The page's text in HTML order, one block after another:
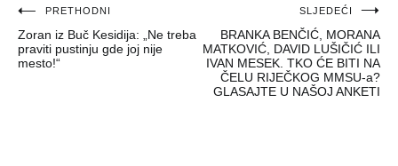
Navigacija
objava
PRETHODNI
Zoran iz Buč Kesidija: „Ne treba
praviti pustinju gde joj nije
mesto!“
SLJEDEĆI
BRANKA BENČIĆ, MORANA
MATKOVIĆ, DAVID LUŠIČIĆ ILI
IVAN MESEK. TKO ĆE BITI NA
ČELU RIJEČKOG MMSU-a?
GLASAJTE U NAŠOJ ANKETI